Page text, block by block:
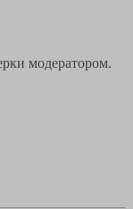
модератором.